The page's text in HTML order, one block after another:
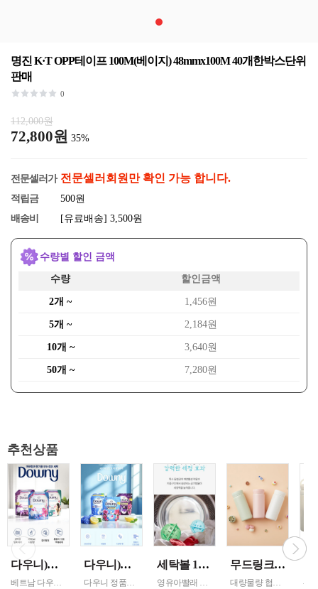
명진 K·T OPP테이프 100M(베이지) 48mmx100M 40개한박스단위
판매
0
112,000원
72,800원 35%
전문셀러가 전문셀러회원만 확인 가능 합니다.
적립금
500원
배송비
[유료배송] 3,500원
수량별 할인 금액
수량 할인금액
2개 ~ 1,456원
5개 ~ 2,184원
10개 ~ 3,640원
50개 ~ 7,280원
추천상품
다우니)세탁세제 1.8리터 리필 _{3입 한박스단위판매 } 인도어 드라이(실내건조) / 썬라이즈 프레시 / 미스티크 / 가든볼륨 다우니)섬유유연제 3리터 프레쉬 리필 _{ 4입 한박스단위 판매 } 선라이즈 / 프레쉬 브리즈 / 미스티크 세탁볼 1개 500회 1년사용 살균 세정 탈취작용 중금속 및 스케일 방지 색상랜덤 무드링크 코코미니 스텐텀블러 200ml / 색상선택 화이트 , 핑크 , 민트 / MDK-COCO